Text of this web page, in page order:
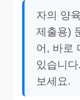
자의 양
제출용)
어, 바로
있습니
보세요.